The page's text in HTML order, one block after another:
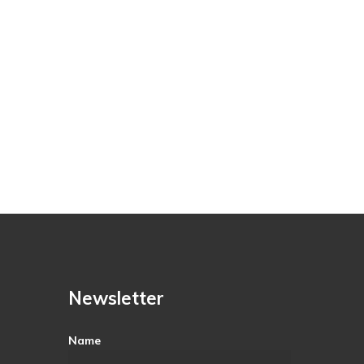
Newsletter
Name